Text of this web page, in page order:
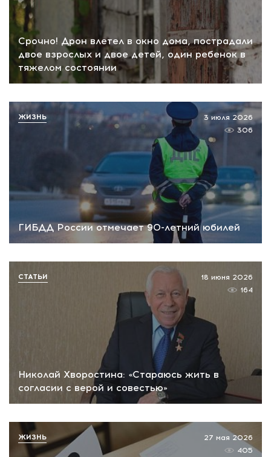
Срочно! Дрон влетел в окно дома, пострадали
двое взрослых и двое детей, один ребенок в
тяжелом состоянии
ГИБДД России отмечает 90-летний юбилей
3 июля 2026
306
ЖИЗНЬ
Николай Хворостина: «Стараюсь жить в
согласии с верой и совестью»
18 июня 2026
164
СТАТЬИ
27 мая 2026
405
ЖИЗНЬ